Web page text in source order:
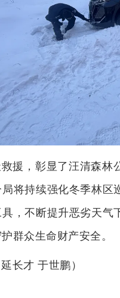
援，彰显了汪清森林
将持续强化冬季林
，不断提升恶劣天气
群众生命财产安全。
长才 于世鹏）